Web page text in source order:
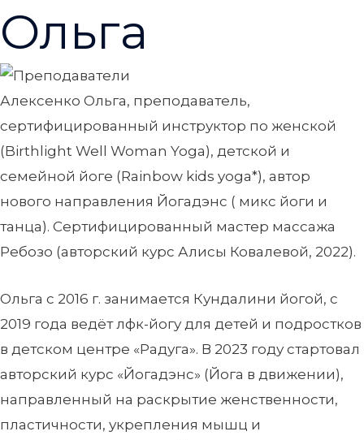
Ольга
Алексенко Ольга, преподаватель,
сертифицированный инструктор по женской
(Birthlight Well Woman Yoga), детской и
семейной йоге (Rainbow kids yoga*), автор
нового направления Йогадэнс ( микс йоги и
танца). Сертифицированный мастер массажа
Ребозо (авторский курс Алисы Ковалевой, 2022).
Ольга с 2016 г. занимается Кундалини йогой, с
2019 года ведёт лфк-йогу для детей и подростков
в детском центре «Радуга». В 2023 году стартовал
авторский курс «Йогадэнс» (Йога в движении),
направленный на раскрытие женственности,
пластичности, укрепления мышц и